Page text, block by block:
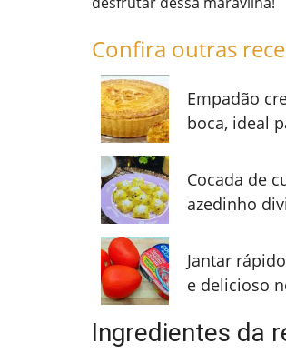
Confira outras
Empadão
boca, ideal
Cocada de
azedinho
Jantar
e delicioso
Ingredientes da